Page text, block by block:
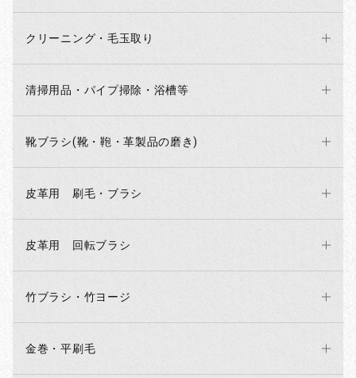
クリーニング・毛玉取り
清掃用品・パイプ掃除・浴槽等
靴ブラシ(靴・鞄・革製品の磨き)
皮革用 刷毛・ブラシ
皮革用 回転ブラシ
竹ブラシ・竹ヨージ
金巻・平刷毛